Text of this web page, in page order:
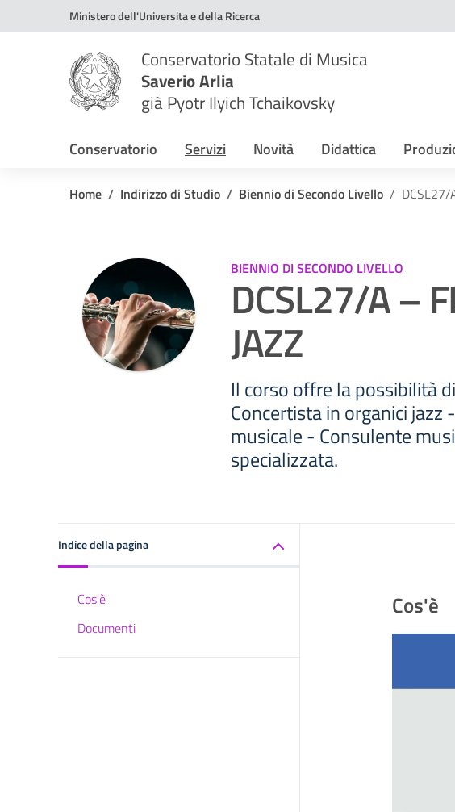
Vai ai contenuti
Vai al menu di navigazioneMinistero dell'Universita e della Ricerca
Conservatorio Statale di Musica
Saverio Arlia
già Pyotr Ilyich Tchaikovsky
Conservatorio Servizi Novità Didattica
Home Indirizzo di Studio Biennio di Secondo Livello DCSL27/
BIENNIO DI SECONDO LIVELLO
DCSL27/A –
JAZZ
Il corso offre la possibilità
Concertista in organici jazz
musicale - Consulente
specializzata.
Indice della pagina
Cos'è
Documenti
Cos'è